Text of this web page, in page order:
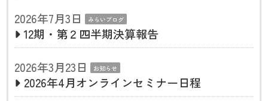
2026年7月3日
みらいブログ
12期・第２四半期決算報告
2026年3月23日
お知らせ
2026年4月オンラインセミナー日程